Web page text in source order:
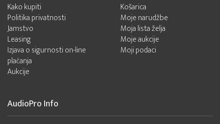
Kako kupiti
Politika privatnosti
Jamstvo
Leasing
Izjava o sigurnosti on-line
plaćanja
Aukcije
Košarica
Moje narudžbe
Moja lista želja
Moje aukcije
Moji podaci
AudioPro Info